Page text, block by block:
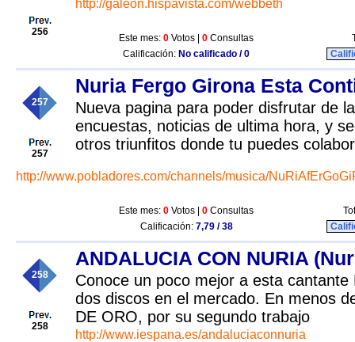
256
http://galeon.hispavista.com/webbeth
Este mes: 0 Votos | 0 Consultas
Calificación: No calificado / 0
257
257
Nuria Fergo Girona Esta
Nueva pagina para poder disfrutar de
encuestas, noticias de ultima hora, y
otros triunfitos donde tu puedes
http://www.pobladores.com/channels/musica/
Este mes: 0 Votos | 0 Consultas
Calificación: 7,79 / 38
258
258
ANDALUCIA CON NURIA
Conoce un poco mejor a esta cantante
dos discos en el mercado. En menos
DE ORO, por su segundo trabajo
http://www.iespana.es/andaluciaconnuria